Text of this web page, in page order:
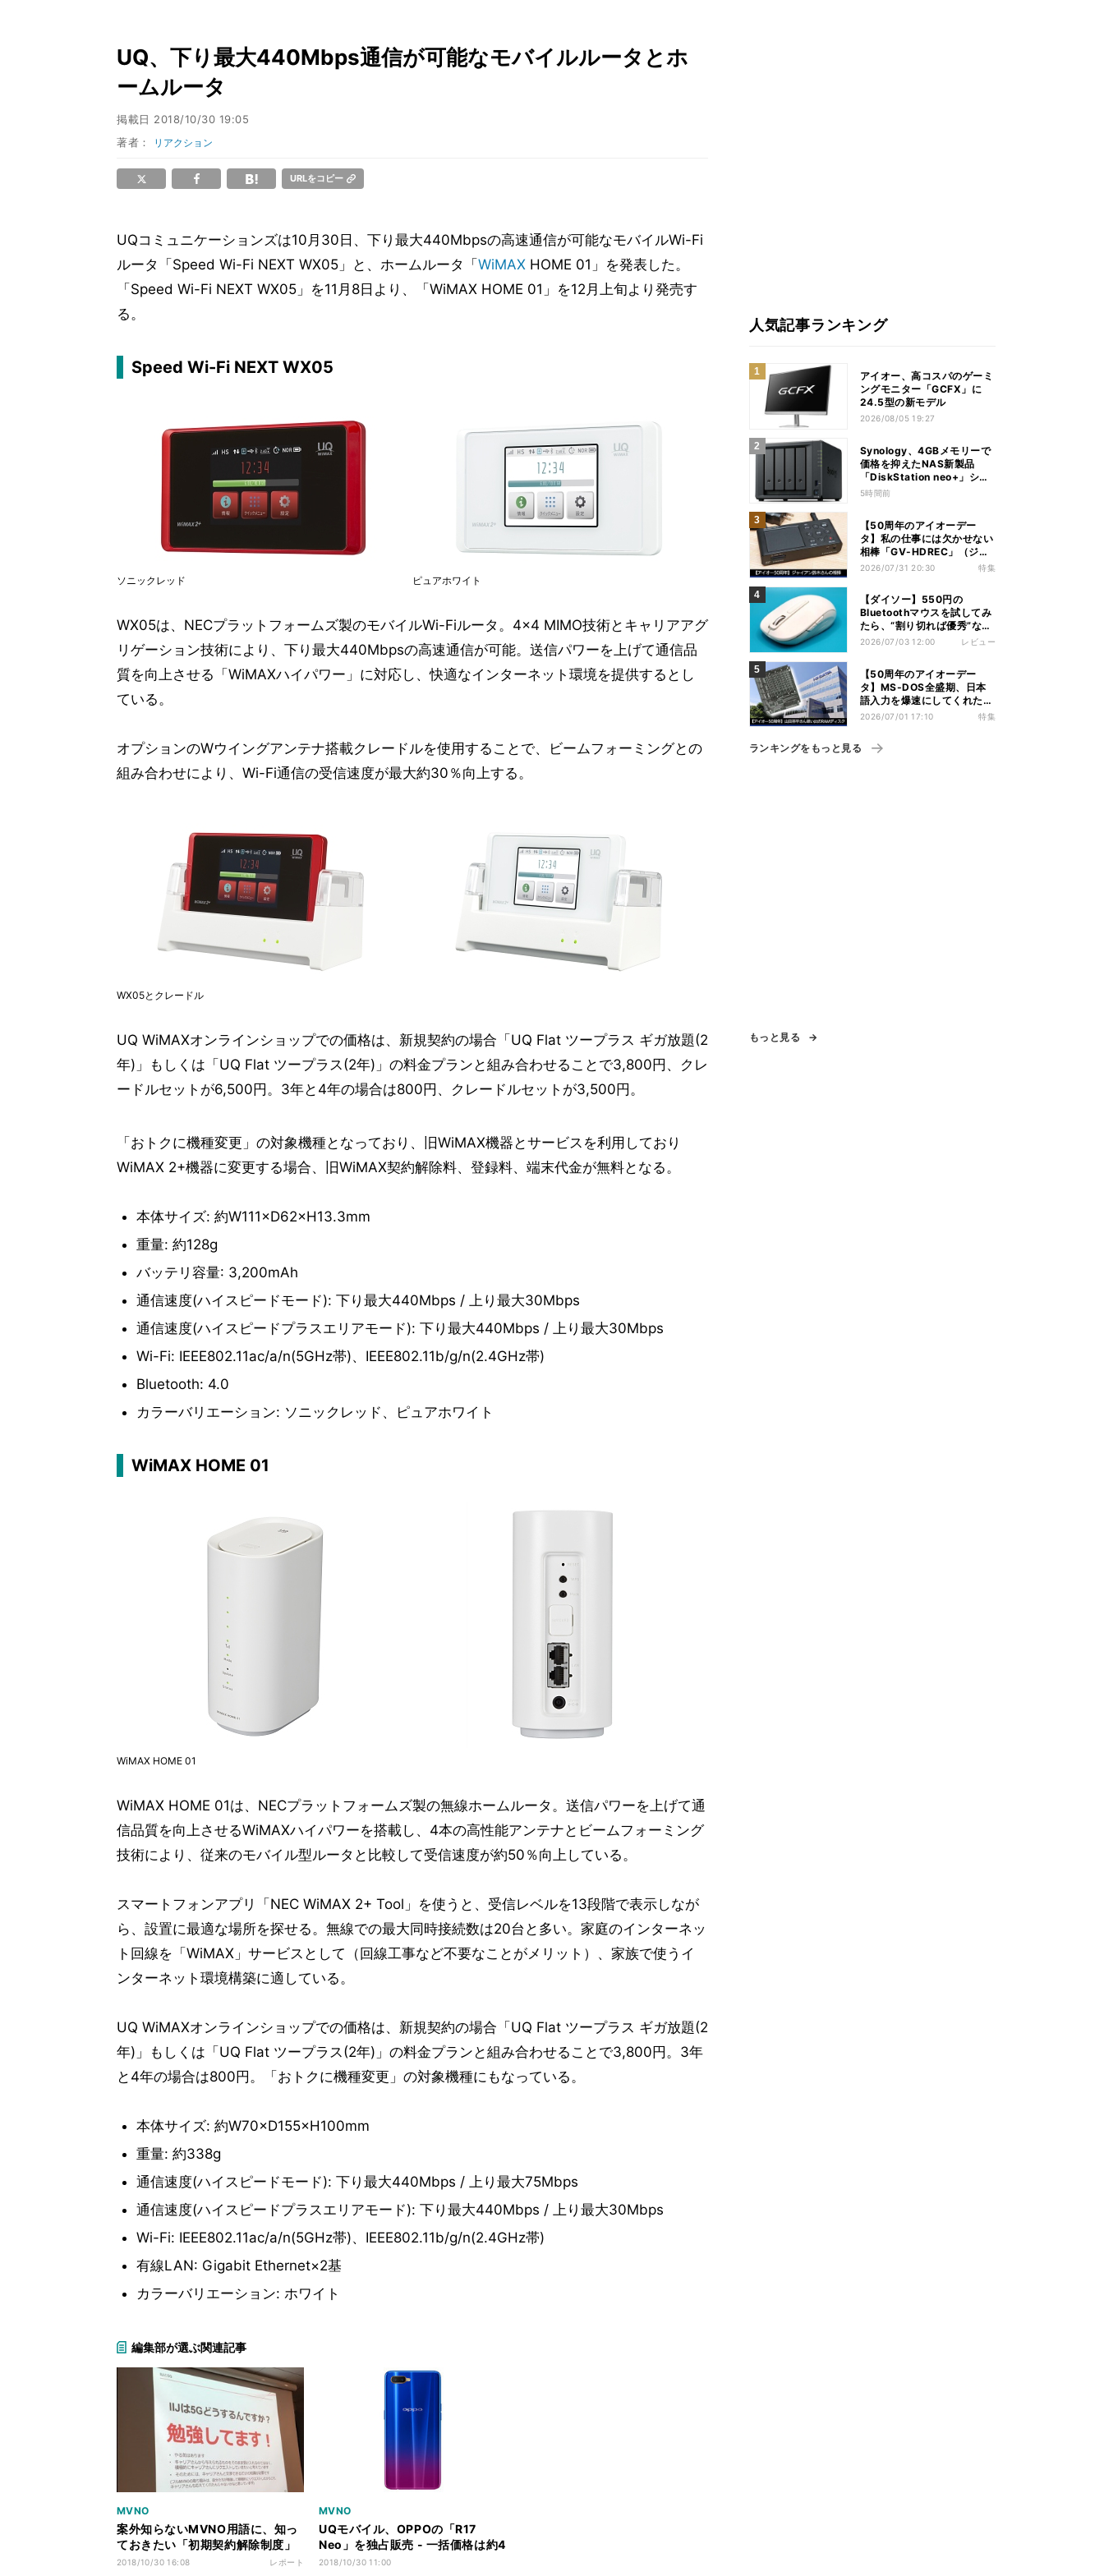
UQ、下り最大440Mbps通信が可能なモバイルルータとホ
ームルータ
掲載日 2018/10/30 19:05
著者：
リアクション
URLをコピー
UQコミュニケーションズは10月30日、下り最大440Mbpsの高速通信が可能なモバイルWi-Fi
ルータ「Speed Wi-Fi NEXT WX05」と、ホームルータ「 WiMAX HOME 01」を発表した。
「Speed Wi-Fi NEXT WX05」を11月8日より、「WiMAX HOME 01」を12月上旬より発売す
る。
Speed Wi-Fi NEXT WX05
ソニックレッド ピュアホワイト
WX05は、NECプラットフォームズ製のモバイルWi-Fiルータ。4×4 MIMO技術とキャリアアグ
リゲーション技術により、下り最大440Mbpsの高速通信が可能。送信パワーを上げて通信品
質を向上させる「WiMAXハイパワー」に対応し、快適なインターネット環境を提供するとし
ている。
オプションのWウイングアンテナ搭載クレードルを使用することで、ビームフォーミングとの
組み合わせにより、Wi-Fi通信の受信速度が最大約30％向上する。
WX05とクレードル
UQ WiMAXオンラインショップでの価格は、新規契約の場合「UQ Flat ツープラス ギガ放題(2
年)」もしくは「UQ Flat ツープラス(2年)」の料金プランと組み合わせることで3,800円、クレ
ードルセットが6,500円。3年と4年の場合は800円、クレードルセットが3,500円。
「おトクに機種変更」の対象機種となっており、旧WiMAX機器とサービスを利用しており
WiMAX 2+機器に変更する場合、旧WiMAX契約解除料、登録料、端末代金が無料となる。
本体サイズ: 約W111×D62×H13.3mm
重量: 約128g
バッテリ容量: 3,200mAh
通信速度(ハイスピードモード): 下り最大440Mbps / 上り最大30Mbps
通信速度(ハイスピードプラスエリアモード): 下り最大440Mbps / 上り最大30Mbps
Wi-Fi: IEEE802.11ac/a/n(5GHz帯)、IEEE802.11b/g/n(2.4GHz帯)
Bluetooth: 4.0
カラーバリエーション: ソニックレッド、ピュアホワイト
WiMAX HOME 01
WiMAX HOME 01
WiMAX HOME 01は、NECプラットフォームズ製の無線ホームルータ。送信パワーを上げて通
信品質を向上させるWiMAXハイパワーを搭載し、4本の高性能アンテナとビームフォーミング
技術により、従来のモバイル型ルータと比較して受信速度が約50％向上している。
スマートフォンアプリ「NEC WiMAX 2+ Tool」を使うと、受信レベルを13段階で表示しなが
ら、設置に最適な場所を探せる。無線での最大同時接続数は20台と多い。家庭のインターネッ
ト回線を「WiMAX」サービスとして（回線工事など不要なことがメリット）、家族で使うイ
ンターネット環境構築に適している。
UQ WiMAXオンラインショップでの価格は、新規契約の場合「UQ Flat ツープラス ギガ放題(2
年)」もしくは「UQ Flat ツープラス(2年)」の料金プランと組み合わせることで3,800円。3年
と4年の場合は800円。「おトクに機種変更」の対象機種にもなっている。
本体サイズ: 約W70×D155×H100mm
重量: 約338g
通信速度(ハイスピードモード): 下り最大440Mbps / 上り最大75Mbps
通信速度(ハイスピードプラスエリアモード): 下り最大440Mbps / 上り最大30Mbps
Wi-Fi: IEEE802.11ac/a/n(5GHz帯)、IEEE802.11b/g/n(2.4GHz帯)
有線LAN: Gigabit Ethernet×2基
カラーバリエーション: ホワイト
編集部が選ぶ関連記事
MVNO
案外知らないMVNO用語に、知っ
ておきたい「初期契約解除制度」
などを詳説 - 「IIJmio meeting
2018/10/30 16:08 レポート
MVNO
UQモバイル、OPPOの「R17
Neo」を独占販売 - 一括価格は約4
万円
2018/10/30 11:00
人気記事ランキング
アイオー、高コスパのゲーミ
ングモニター「GCFX」に
24.5型の新モデル
2026/08/05 19:27
Synology、4GBメモリーで
価格を抑えたNAS新製品
「DiskStation neo+」シリ
ーズ
5時間前
【50周年のアイオーデー
タ】私の仕事には欠かせない
相棒「GV-HDREC」（ジャ
イアン鈴木さん）
2026/07/31 20:30 特集
【ダイソー】550円の
Bluetoothマウスを試してみ
たら、“割り切れば優秀”な1
台だった
2026/07/03 12:00 レビュー
【50周年のアイオーデー
タ】MS-DOS全盛期、日本
語入力を爆速にしてくれた
RAMディスク（山田祥平さ
2026/07/01 17:10 特集
ランキングをもっと見る
もっと見る